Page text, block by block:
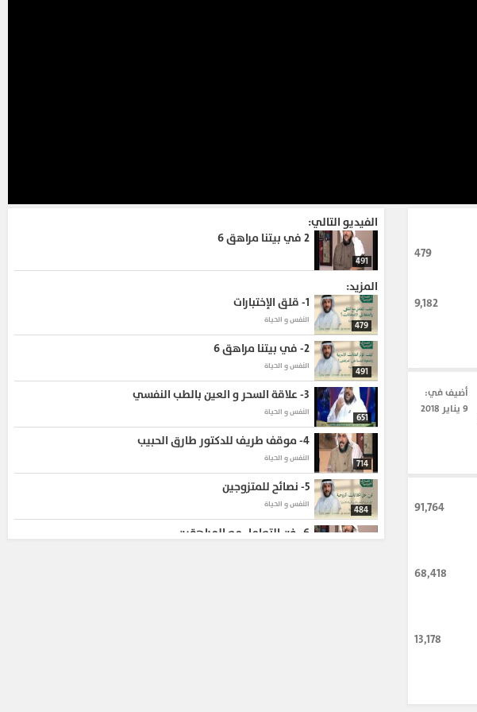
479
9,182
أضيف في:
9 يناير 2018
91,764
68,418
13,178
الفيديو التالي:
491
2في بيتنا مراهق 6 ‎
المزيد:
479
1- قلق الإختبارات
النفس و الحياة
491
2- في بيتنا مراهق 6 ‎
النفس و الحياة
651
3- علاقة السحر و العين بالطب النفسي
النفس و الحياة
714
4- موقف طريف للدكتور طارق الحبيب
النفس و الحياة
484
5- نصائح للمتزوجين
النفس و الحياة
6- فن التعامل مع المراهقين